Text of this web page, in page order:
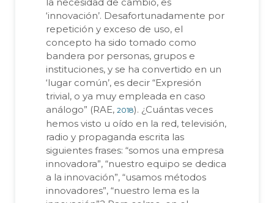
‘innovación’. Desafortunadamente por
repetición y exceso de uso, el
concepto ha sido tomado como
bandera por personas, grupos e
instituciones, y se ha convertido en un
‘lugar común’, es decir “Expresión
trivial, o ya muy empleada en caso
análogo” (RAE, 2018). ¿Cuántas veces
hemos visto u oído en la red, televisión,
radio y propaganda escrita las
siguientes frases: “somos una empresa
innovadora”, “nuestro equipo se dedica
a la innovación”, “usamos métodos
innovadores”, “nuestro lema es la